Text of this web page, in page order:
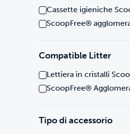
Cassette igieniche
ScoopFree®
Compatible Litter
Lettiera in cristalli
ScoopFree®
Tipo di accessorio